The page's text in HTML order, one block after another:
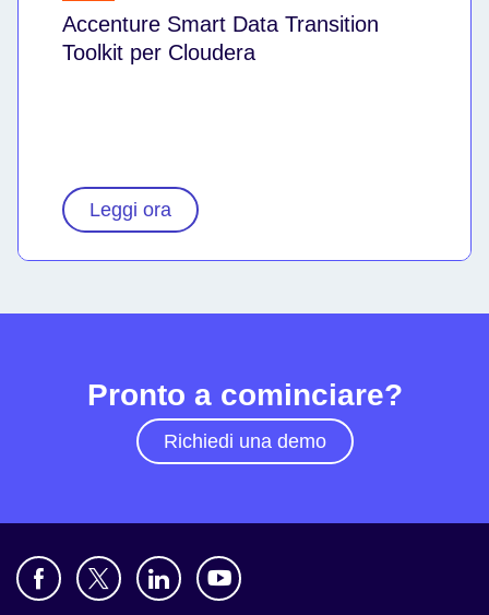
Accenture Smart Data Transition
Toolkit per Cloudera
Leggi ora
Pronto a cominciare?
Richiedi una demo